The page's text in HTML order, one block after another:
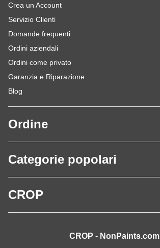
Crea un Account
Servizio Clienti
Domande frequenti
Ordini aziendali
Ordini come privato
Garanzia e Riparazione
Blog
Ordine
Categorie popolari
CROP
CROP - NonPaints.com